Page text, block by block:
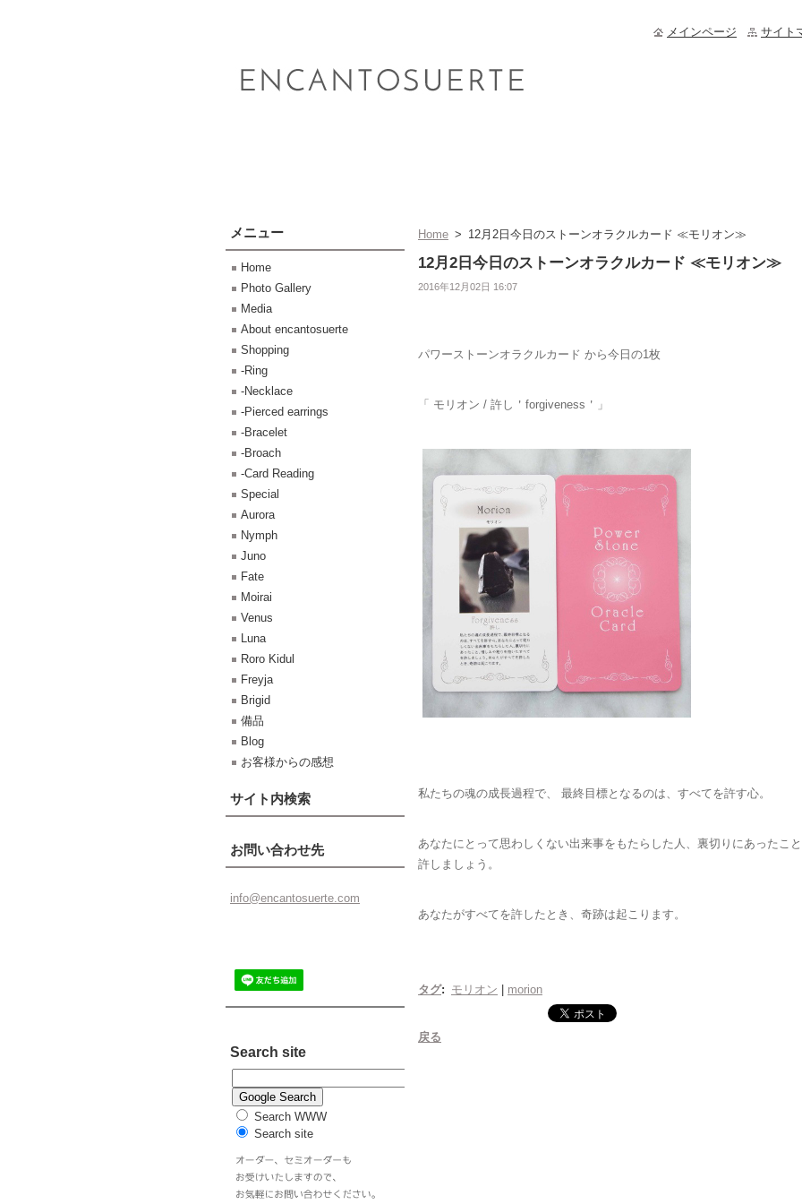
Home > 12月2日今日のストーンオラクルカード ≪モリオン≫
12月2日今日のストーンオラクルカード ≪モリオン≫
2016年12月02日 16:07
パワーストーンオラクルカード から今日の1枚
「 モリオン / 許し＇forgiveness＇」
私たちの魂の成長過程で、 最終目標となるのは、すべてを許す心。
あなたにとって思わしくない出来事をもたらした人、裏切りにあったこ
許しましょう。
あなたがすべてを許したとき、奇跡は起こります。
タグ: モリオン morion
戻る
メニュー
Home
Photo Gallery
Media
About encantosuerte
Shopping
-Ring
-Necklace
-Pierced earrings
-Bracelet
-Broach
-Card Reading
Special
Aurora
Nymph
Juno
Fate
Moirai
Venus
Luna
Roro Kidul
Freyja
Brigid
備品
Blog
お客様からの感想
サイト内検索
お問い合わせ先
info@encantosuerte.com
Search site
Search WWW
Search site
メインページ サイト